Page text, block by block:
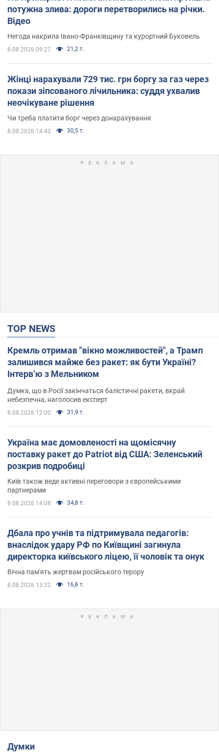
потужна злива: дороги перетворились на річки.
Відео
Негода накрила Івано-Франківщину та курортний Буковель
8.08.2026 09:27 21,2 т.
Жінці нарахували 729 тис. грн боргу за газ через
покази зіпсованого лічильника: суддя ухвалив
неочікуване рішення
Чи треба платити борг через донарахування
8.08.2026 14:43 30,5 т.
TOP NEWS
Кремль отримав "вікно можливостей", а Трамп
залишився майже без ракет: як бути Україні?
Інтерв’ю з Мельником
Думка, що в Росії закінчаться балістичні ракети, вкрай
небезпечна, наголосив експерт
8.08.2026 12:00 31,9 т.
Україна має домовленості на щомісячну
поставку ракет до Patriot від США: Зеленський
розкрив подробиці
Київ також веде активні переговори з європейськими
партнерами
8.08.2026 14:08 34,8 т.
Дбала про учнів та підтримувала педагогів:
внаслідок удару РФ по Київщині загинула
директорка київського ліцею, її чоловік та онук
Вічна пам'ять жертвам російського терору
8.08.2026 13:32 16,8 т.
Думки